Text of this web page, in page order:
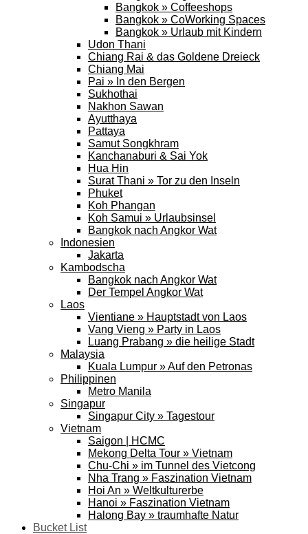
Bangkok » Coffeeshops
Bangkok » CoWorking Spaces
Bangkok » Urlaub mit Kindern
Udon Thani
Chiang Rai & das Goldene Dreieck
Chiang Mai
Pai » In den Bergen
Sukhothai
Nakhon Sawan
Ayutthaya
Pattaya
Samut Songkhram
Kanchanaburi & Sai Yok
Hua Hin
Surat Thani » Tor zu den Inseln
Phuket
Koh Phangan
Koh Samui » Urlaubsinsel
Bangkok nach Angkor Wat
Indonesien
Jakarta
Kambodscha
Bangkok nach Angkor Wat
Der Tempel Angkor Wat
Laos
Vientiane » Hauptstadt von Laos
Vang Vieng » Party in Laos
Luang Prabang » die heilige Stadt
Malaysia
Kuala Lumpur » Auf den Petronas
Philippinen
Metro Manila
Singapur
Singapur City » Tagestour
Vietnam
Saigon | HCMC
Mekong Delta Tour » Vietnam
Chu-Chi » im Tunnel des Vietcong
Nha Trang » Faszination Vietnam
Hoi An » Weltkulturerbe
Hanoi » Faszination Vietnam
Halong Bay » traumhafte Natur
Bucket List